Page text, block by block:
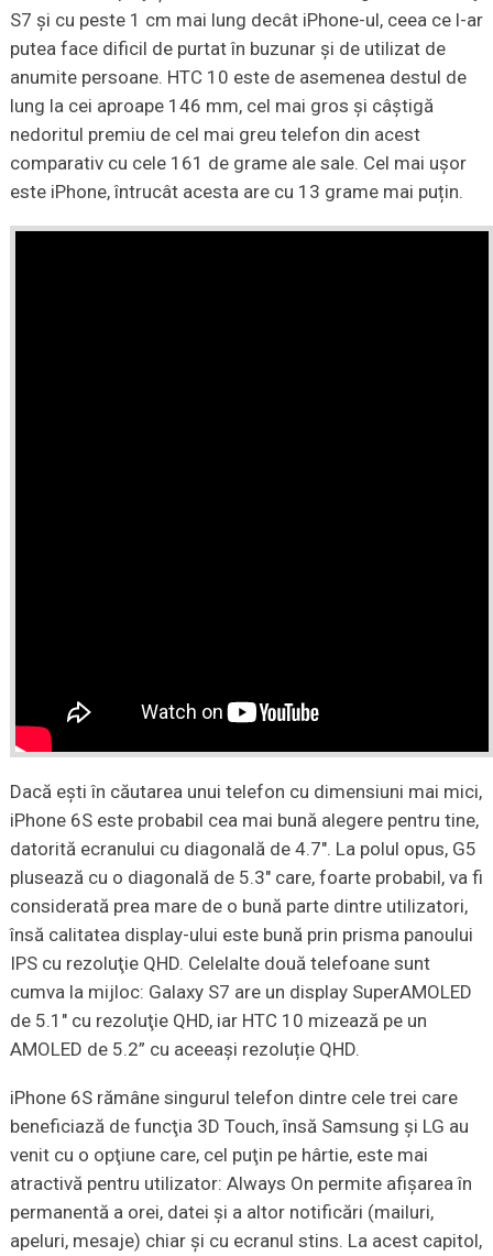
S7 şi cu peste 1 cm mai lung decât iPhone-ul, ceea ce l-ar
putea face dificil de purtat în buzunar şi de utilizat de
anumite persoane. HTC 10 este de asemenea destul de
lung la cei aproape 146 mm, cel mai gros și câștigă
nedoritul premiu de cel mai greu telefon din acest
comparativ cu cele 161 de grame ale sale. Cel mai ușor
este iPhone, întrucât acesta are cu 13 grame mai puțin.
Dacă ești în căutarea unui telefon cu dimensiuni mai mici,
iPhone 6S este probabil cea mai bună alegere pentru tine,
datorită ecranului cu diagonală de 4.7″. La polul opus, G5
plusează cu o diagonală de 5.3″ care, foarte probabil, va fi
considerată prea mare de o bună parte dintre utilizatori,
însă calitatea display-ului este bună prin prisma panoului
IPS cu rezoluţie QHD. Celelalte două telefoane sunt
cumva la mijloc: Galaxy S7 are un display SuperAMOLED
de 5.1″ cu rezoluţie QHD, iar HTC 10 mizează pe un
AMOLED de 5.2” cu aceeași rezoluție QHD.
iPhone 6S rămâne singurul telefon dintre cele trei care
beneficiază de funcţia 3D Touch, însă Samsung şi LG au
venit cu o opţiune care, cel puţin pe hârtie, este mai
atractivă pentru utilizator: Always On permite afişarea în
permanentă a orei, datei şi a altor notificări (mailuri,
apeluri, mesaje) chiar şi cu ecranul stins. La acest capitol,